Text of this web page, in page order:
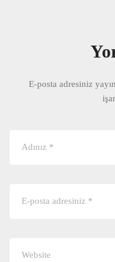
E-posta adresiniz